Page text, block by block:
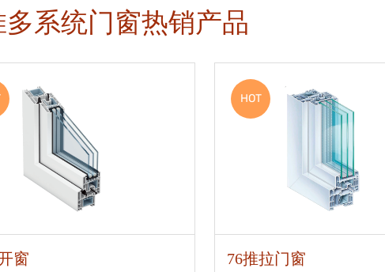
系统门窗热销产品
窗
HOT
76推拉门窗